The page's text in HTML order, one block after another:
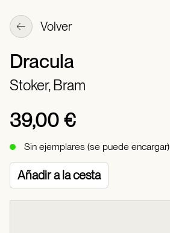
Volver
Dracula
Stoker, Bram
39,00 €
Sin ejemplares (se puede encargar)
Añadir a la cesta